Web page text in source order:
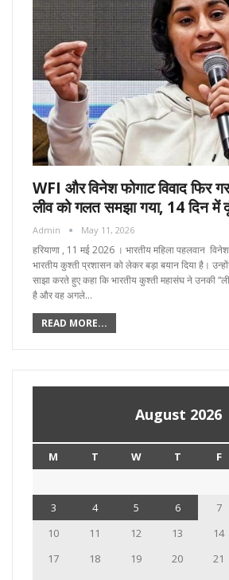
WFI और विनेश फोगाट विवाद फिर
लीव को गलत समझा गया, 14 दिन में
Admin May 11, 2026
हरियाणा , 11 मई 2026 । भारतीय महिला पहलवान
भारतीय कुश्ती प्रशासन को लेकर बड़ा बयान दिया है।
साझा करते हुए कहा कि भारतीय कुश्ती महासंघ ने उनकी
है और वह अगले…
READ MORE...
August 2026
M T W T F
3
4 5 6 7
10
11 12 13 14
17
18 19 20 21